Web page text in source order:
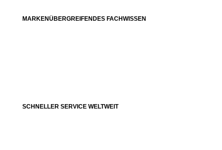
MARKENÜBERGREIFENDES FACHWISSEN
SCHNELLER SERVICE WELTWEIT